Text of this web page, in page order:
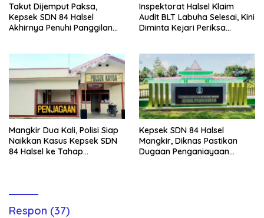
Takut Dijemput Paksa,
Kepsek SDN 84 Halsel
Akhirnya Penuhi Panggilan
Inspektorat Halsel Klaim
Audit BLT Labuha Selesai, Kini
Diminta Kejari Periksa
Mangkir Dua Kali, Polisi Siap
Naikkan Kasus Kepsek SDN
84 Halsel ke Tahap
Kepsek SDN 84 Halsel
Mangkir, Diknas Pastikan
Dugaan Penganiayaan
Respon (37)